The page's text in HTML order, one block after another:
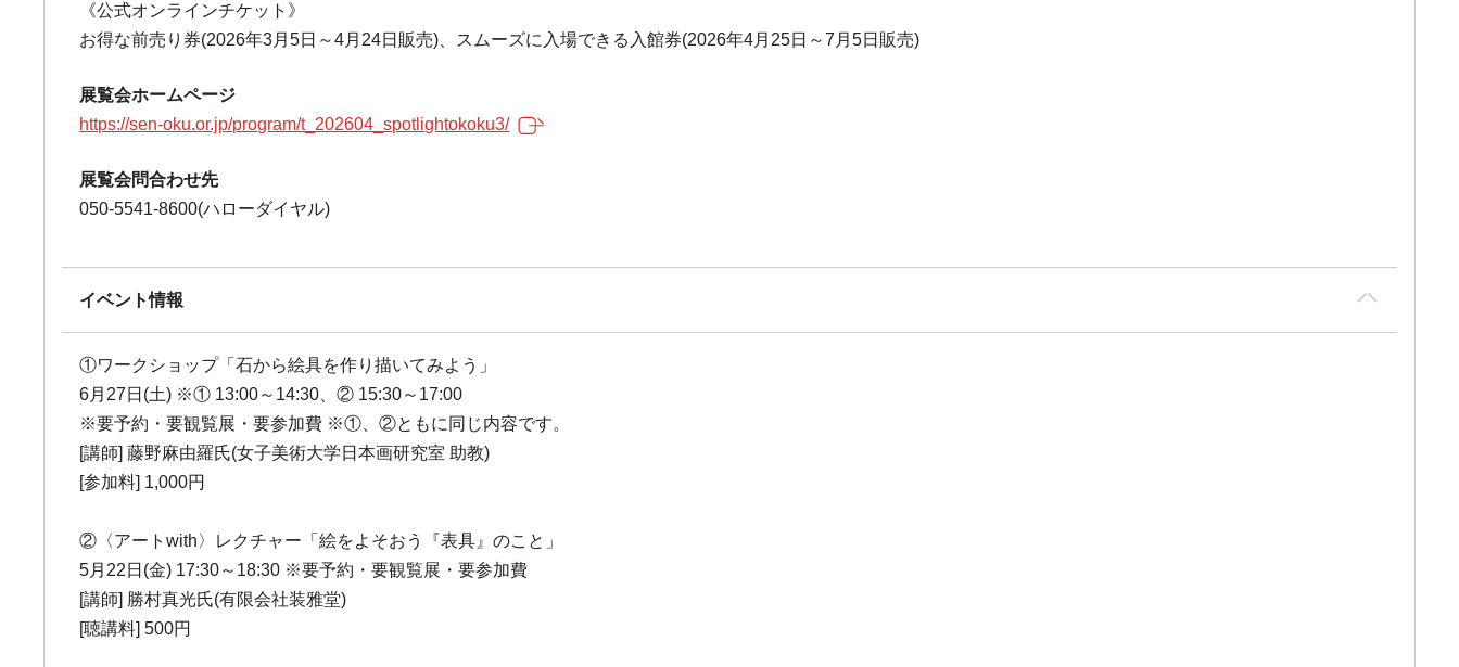
《公式オンラインチケット》
お得な前売り券(2026年3月5日～4月24日販売)、スムーズに入場できる入館券(2026年4月25日～7月5日販売)
展覧会ホームページ
https://sen-oku.or.jp/program/t_202604_spotlightokoku3/
展覧会問合わせ先
050-5541-8600(ハローダイヤル)
イベント情報
①ワークショップ「石から絵具を作り描いてみよう」
6月27日(土) ※① 13:00～14:30、② 15:30～17:00
※要予約・要観覧展・要参加費 ※①、②ともに同じ内容です。
[講師] 藤野麻由羅氏(女子美術大学日本画研究室 助教)
[参加料] 1,000円
②〈アートwith〉レクチャー「絵をよそおう『表具』のこと」
5月22日(金) 17:30～18:30 ※要予約・要観覧展・要参加費
[講師] 勝村真光氏(有限会社装雅堂)
[聴講料] 500円